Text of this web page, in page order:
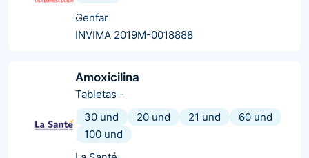
Genfar
INVIMA 2019M-0018888
Amoxicilina
Tabletas -
30 und
20 und 21 und
60 und
100 und